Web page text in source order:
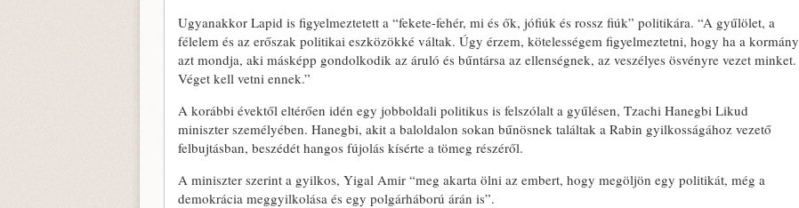
Ugyanakkor Lapid is figyelmeztetett a “fekete-fehér, mi és ők, jófiúk és rossz fiúk” politikára. “A gyűlölet, a
félelem és az erőszak politikai eszközökké váltak. Úgy érzem, kötelességem figyelmeztetni, hogy ha a kormány
azt mondja, aki másképp gondolkodik az áruló és bűntársa az ellenségnek, az veszélyes ösvényre vezet minket.
Véget kell vetni ennek.”
A korábbi évektől eltérően idén egy jobboldali politikus is felszólalt a gyűlésen, Tzachi Hanegbi Likud
miniszter személyében. Hanegbi, akit a baloldalon sokan bűnösnek találtak a Rabin gyilkosságához vezető
felbujtásban, beszédét hangos fújolás kísérte a tömeg részéről.
A miniszter szerint a gyilkos, Yigal Amir “meg akarta ölni az embert, hogy megöljön egy politikát, még a
demokrácia meggyilkolása és egy polgárháború árán is”.
TISZTELETÉRE